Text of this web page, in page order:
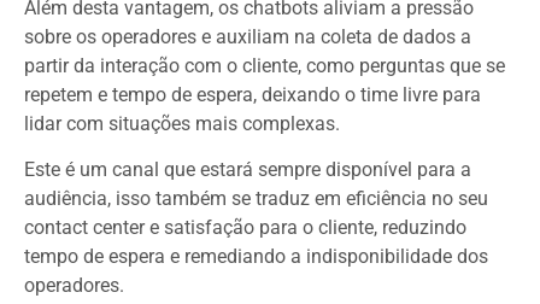
Além desta vantagem, os chatbots aliviam a pressão
sobre os operadores e auxiliam na coleta de dados a
partir da interação com o cliente, como perguntas que se
repetem e tempo de espera, deixando o time livre para
lidar com situações mais complexas.
Este é um canal que estará sempre disponível para a
audiência, isso também se traduz em eficiência no seu
contact center e satisfação para o cliente, reduzindo
tempo de espera e remediando a indisponibilidade dos
operadores.